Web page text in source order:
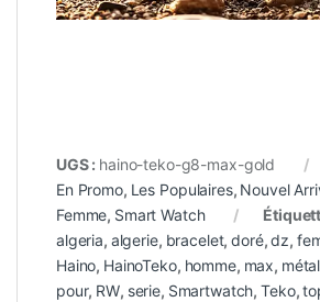
UGS : haino-teko-g8-max-gold
En Promo, Les Populaires, Nouvel
Femme, Smart Watch
algeria, algerie, bracelet,doré,dz,
Haino, HainoTeko, homme, max, métal
pour, RW, serie, Smartwatch,Teko,